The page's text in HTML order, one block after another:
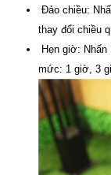
Đảo chiều:
thay đổi chiều
Hẹn giờ:
mức: 1 giờ, 3